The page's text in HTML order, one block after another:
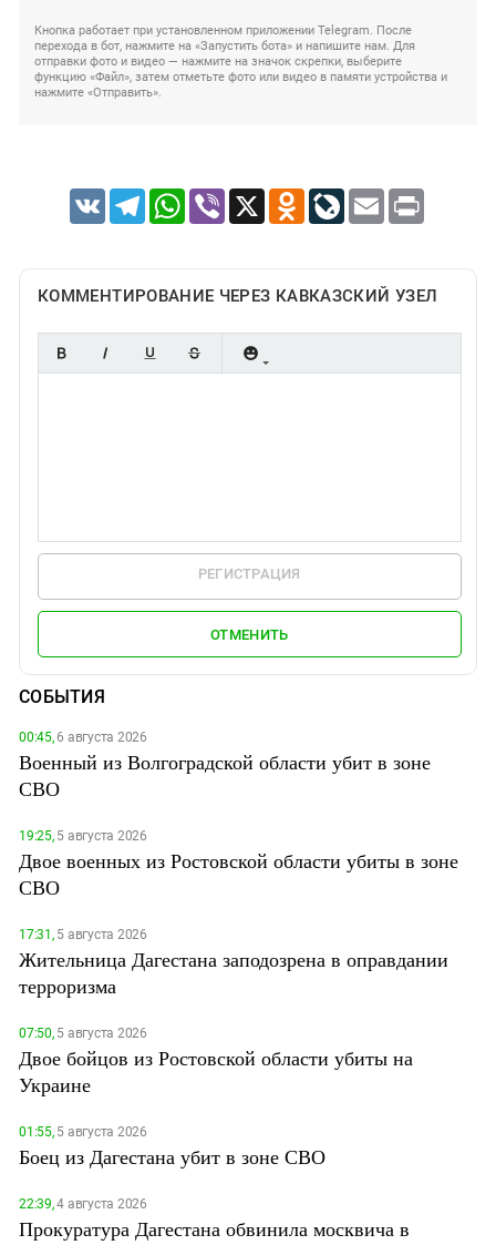
Кнопка работает при установленном приложении Telegram. После
перехода в бот, нажмите на «Запустить бота» и напишите нам. Для
отправки фото и видео — нажмите на значок скрепки, выберите
функцию «Файл», затем отметьте фото или видео в памяти устройства и
нажмите «Отправить».
VK TelegramWhatsApp
Viber X Odnoklassniki
LiveJournal
Email Print
КОММЕНТИРОВАНИЕ ЧЕРЕЗ КАВКАЗСКИЙ УЗЕЛ
РЕГИСТРАЦИЯ
ОТМЕНИТЬ
СОБЫТИЯ
00:45,6 августа 2026
Военный из Волгоградской области убит в зоне
СВО
19:25,5 августа 2026
Двое военных из Ростовской области убиты в зоне
СВО
17:31,5 августа 2026
Жительница Дагестана заподозрена в оправдании
терроризма
07:50,5 августа 2026
Двое бойцов из Ростовской области убиты на
Украине
01:55,5 августа 2026
Боец из Дагестана убит в зоне СВО
22:39,4 августа 2026
Прокуратура Дагестана обвинила москвича в